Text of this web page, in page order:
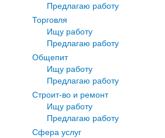
Предлагаю работу
Торговля
Ищу работу
Предлагаю работу
Общепит
Ищу работу
Предлагаю работу
Строит-во и ремонт
Ищу работу
Предлагаю работу
Сфера услуг